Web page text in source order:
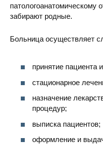
патологоанатомическому
забирают родные.
Больница осуществляет
принятие пациента
стационарное
назначение
процедур;
выписка пациентов;
оформление и